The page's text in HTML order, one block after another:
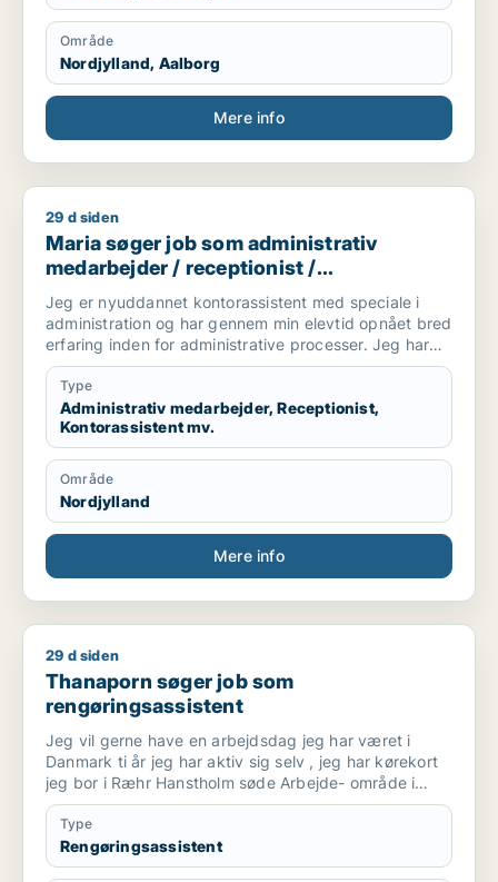
Område
Nordjylland, Aalborg
Mere info
Maria søger job som administrativ medarbejder /
29 d siden
Maria søger job som administrativ
medarbejder / receptionist /
kontorassistent / hr-medarbejder
Jeg er nyuddannet kontorassistent med speciale i
administration og har gennem min elevtid opnået bred
erfaring inden for administrative processer. Jeg har
arbejdet med blandt andet fakturering,
vareoprettelse, stamdata, ERP-systemet Navision,
ordrebehandling og kundeservice.
Jeg trives bedst med strukturerede opgaver, klare
processer og kvalitetssikring. Jeg arbejder grundigt
og systematisk og søger en administrativ stilling, hvor
jeg kan bruge mine kompetencer inden for
koordinering, systemarbejde og daglige
administrative opgaver.
Type
Administrativ medarbejder, Receptionist,
Kontorassistent mv.
Område
Nordjylland
Mere info
Thanaporn søger job som rengøringsassistent
29 d siden
Thanaporn søger job som
rengøringsassistent
Jeg vil gerne have en arbejdsdag jeg har været i
Danmark ti år jeg har aktiv sig selv , jeg har kørekort
jeg bor i Ræhr Hanstholm søde Arbejde- område i
Thisted har du nogle til mig med venlig hilsen
Thanaporn
Type
Rengøringsassistent